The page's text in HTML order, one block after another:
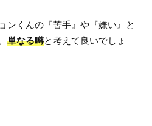
ンくんの『苦手』や『嫌い』と
単なる噂と考えて良いでしょ